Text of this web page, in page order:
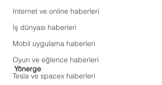
Internet ve online haberleri
İş dünyası haberleri
Mobil uygulama haberleri
Oyun ve eğlence haberleri
Tesla ve spacex haberleri
Yönerge